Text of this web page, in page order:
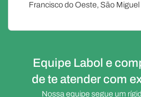
Francisco do Oeste, São Miguel
Equipe Labol e
de te atender com
Nossa equipe segue um